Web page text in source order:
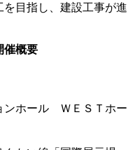
目指し、建設工事が進
催概要
ホール ＷＥＳＴホー